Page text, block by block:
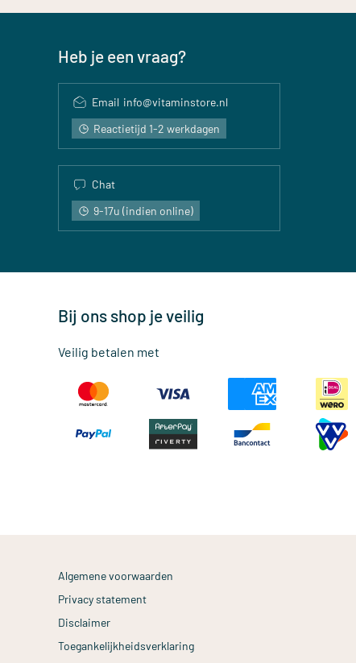
Heb je een vraag?
Email info@vitaminstore.nl
Reactietijd 1-2 werkdagen
Chat
9-17u (indien online)
Bij ons shop je veilig
Veilig betalen met
Algemene voorwaarden
Privacy statement
Disclaimer
Toegankelijkheidsverklaring